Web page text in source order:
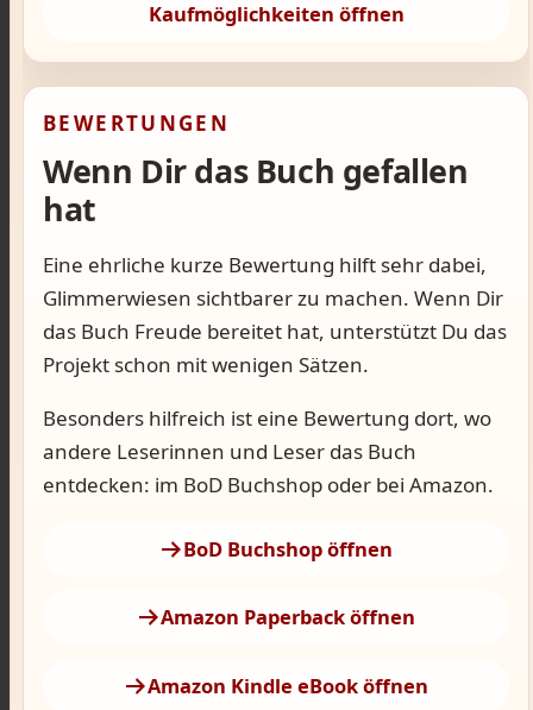
Kaufmöglichkeiten öffnen
BEWERTUNGEN
Wenn Dir das Buch gefallen
hat
Eine ehrliche kurze Bewertung hilft sehr dabei,
Glimmerwiesen sichtbarer zu machen. Wenn Dir
das Buch Freude bereitet hat, unterstützt Du das
Projekt schon mit wenigen Sätzen.
Besonders hilfreich ist eine Bewertung dort, wo
andere Leserinnen und Leser das Buch
entdecken: im BoD Buchshop oder bei Amazon.
BoD Buchshop öffnen
Amazon Paperback öffnen
Amazon Kindle eBook öffnen